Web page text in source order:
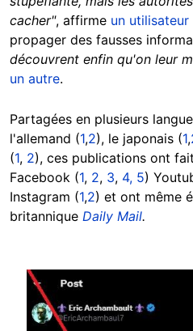
cacher", affirme un utilisateur
propager des fausses
découvrent enfin qu'on leur
un autre.
Partagées en plusieurs
l'allemand (1,2), le japonais (1,
(1, 2), ces publications ont
Facebook (1, 2, 3, 4, 5)
Instagram (1,2) et ont même
britannique Daily Mail.
Image